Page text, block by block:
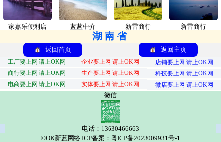
家嘉乐便利店 蓝蓝中介 新雷商行 新雷商行
湖南省
返回首页 返回主页
工厂要上网 请上OK网 企业要上网 请上OK网
店铺要上网 请上OK网
商行要上网 请上OK网
生产要上网 请上OK网
科技要上网 请上OK网
电商要上网 请上OK网
实体要上网 请上OK网 微店要上网 请上OK网
微信
电话：13630466663
©OK新蓝网络 ICP备案：粤ICP备2023009931号-1